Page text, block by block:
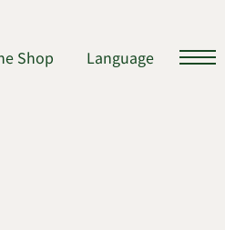
Shop Language